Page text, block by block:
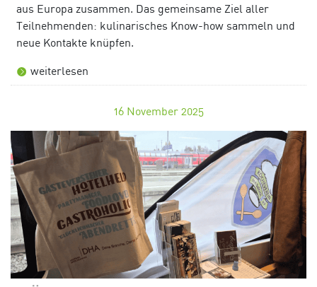
aus Europa zusammen. Das gemeinsame Ziel aller
Teilnehmenden: kulinarisches Know-how sammeln und
neue Kontakte knüpfen.
weiterlesen
16 November 2025